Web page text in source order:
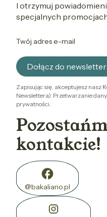
I otrzymuj
specjalnych
Twój adres e-mail
Dołącz do
Zapisując się, akceptujesz nasz
Newslettera). Przetwarzanie
prywatności.
kontakcie!
@bakaliano.pl